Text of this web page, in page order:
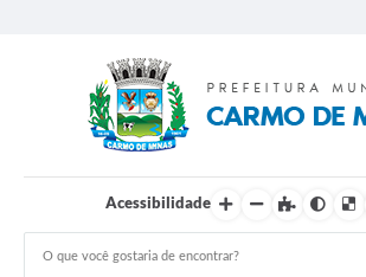
Acessibilidade